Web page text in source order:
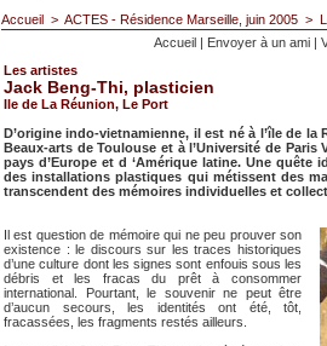
Accueil > ACTES - Résidence Marseille, juin 2005 >
Accueil | Envoyer à un ami |
Les artistes
Jack Beng-Thi, plasticien
Ile de La Réunion, Le Port
D’origine indo-vietnamienne, il est né à l’île de la
Beaux-arts de Toulouse et à l’Université de Paris
pays d’Europe et d ‘Amérique latine. Une quête
des installations plastiques qui métissent des
transcendent des mémoires individuelles et
Il est question de mémoire qui ne peu prouver son
existence : le discours sur les traces historiques
d’une culture dont les signes sont enfouis sous les
débris et les fracas du prêt à consommer
international. Pourtant, le souvenir ne peut être
d’aucun secours, les identités ont été, tôt,
fracassées, les fragments restés ailleurs.